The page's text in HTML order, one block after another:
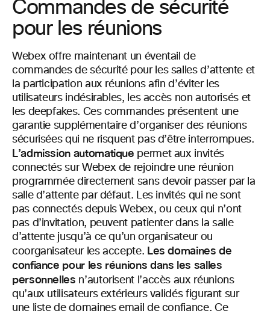
Commandes de sécurité
pour les réunions
Webex offre maintenant un éventail de
commandes de sécurité pour les salles d’attente et
la participation aux réunions afin d’éviter les
utilisateurs indésirables, les accès non autorisés et
les deepfakes. Ces commandes présentent une
garantie supplémentaire d’organiser des réunions
sécurisées qui ne risquent pas d’être interrompues.
L’admission automatique permet aux invités
connectés sur Webex de rejoindre une réunion
programmée directement sans devoir passer par la
salle d’attente par défaut. Les invités qui ne sont
pas connectés depuis Webex, ou ceux qui n’ont
pas d’invitation, peuvent patienter dans la salle
d’attente jusqu’à ce qu’un organisateur ou
coorganisateur les accepte. Les domaines de
confiance pour les réunions dans les salles
personnelles n’autorisent l’accès aux réunions
qu’aux utilisateurs extérieurs validés figurant sur
une liste de domaines email de confiance. Ce